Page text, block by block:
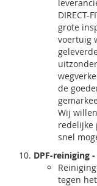
grote
voertuig
de
Wij
redelijke
snel
DPF-reiniging
tegen